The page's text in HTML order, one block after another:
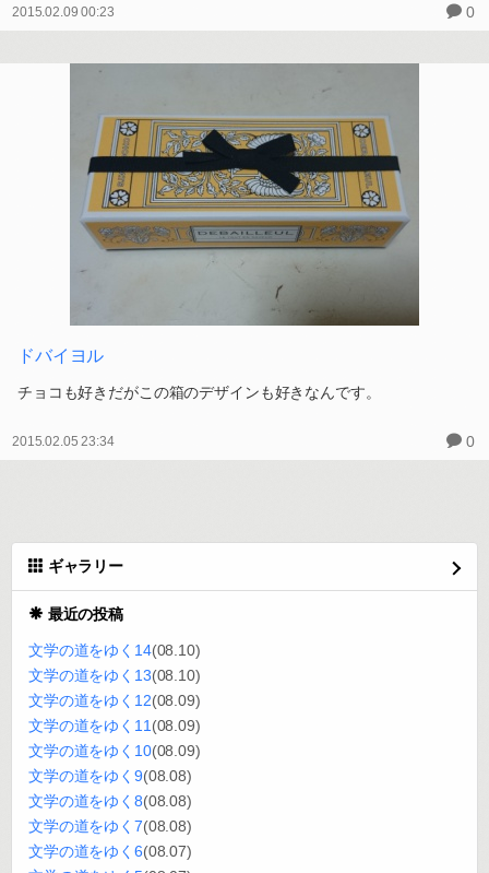
2015.02.09 00:23 0
ドバイヨル
チョコも好きだがこの箱のデザインも好きなんです。
2015.02.05 23:34 0
ギャラリー
最近の投稿
文学の道をゆく14(08.10)
文学の道をゆく13(08.10)
文学の道をゆく12(08.09)
文学の道をゆく11 (08.09)
文学の道をゆく10(08.09)
文学の道をゆく9(08.08)
文学の道をゆく8(08.08)
文学の道をゆく7(08.08)
文学の道をゆく6(08.07)